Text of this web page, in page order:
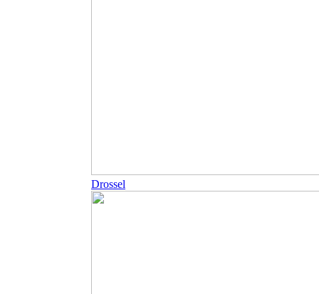
Drossel